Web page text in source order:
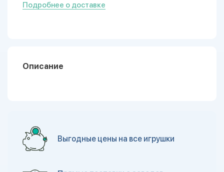
Подробнее о доставке
Описание
Выгодные цены на все игрушки